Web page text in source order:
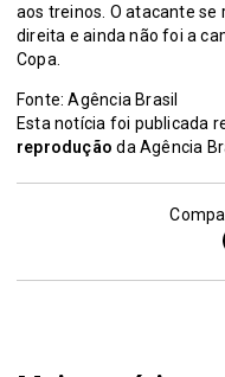
aos treinos. O atacante se
direita e ainda não foi a
Copa.
Fonte: Agência Brasil
Esta notícia foi publicada
reprodução da Agência